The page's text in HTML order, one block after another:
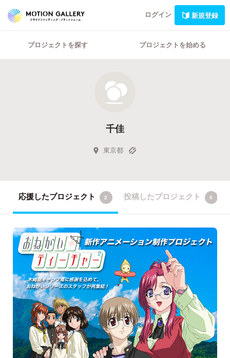
ログイン 新規登録
プロジェクトを探す プロジェクトを始める
千佳
東京都
応援したプロジェクト 2 投稿したプロジェクト 0